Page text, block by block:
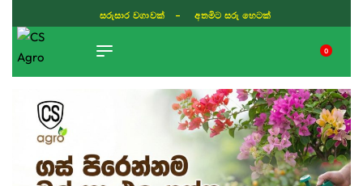
ISLAND WIDE DELIVERY
0